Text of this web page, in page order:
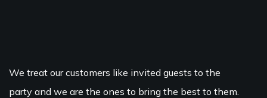
We treat our customers like invited guests to the
party and we are the ones to bring the best to them.